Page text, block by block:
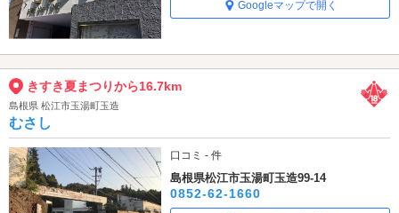
Googleマップで開く
きすき夏まつりから16.7km
島根県 松江市玉湯町玉造
むさし
口コミ - 件
島根県松江市玉湯町玉造99-14
0852-62-1660